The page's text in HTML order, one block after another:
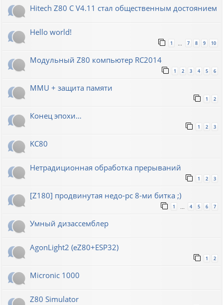
Hitech Z80 C V4.11 стал общественным достоянием
Hello world!
1 7 8 9 10
Модульный Z80 компьютер RC2014
1 2 3 4 5 6
MMU + защита памяти
1 2
Конец эпохи…
1 2 3
KC80
Нетрадиционная обработка прерываний
1 2 3
[Z180] продвинутая недо-pc 8-ми битка ;)
1 … 4 5 6 7
Умный дизассемблер
AgonLight2 (eZ80+ESP32)
1 2
Micronic 1000
Z80 Simulator